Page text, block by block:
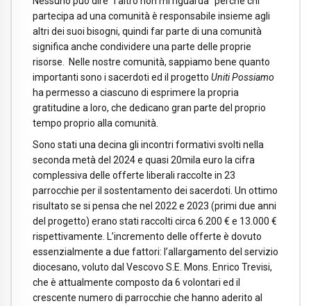
partecipa ad una comunità è responsabile insieme agli
altri dei suoi bisogni, quindi far parte di una comunità
significa anche condividere una parte delle proprie
risorse. Nelle nostre comunità, sappiamo bene quanto
importanti sono i sacerdoti ed il progetto Uniti Possiamo
ha permesso a ciascuno di esprimere la propria
gratitudine a loro, che dedicano gran parte del proprio
tempo proprio alla comunità.
Sono stati una decina gli incontri formativi svolti nella
seconda metà del 2024 e quasi 20mila euro la cifra
complessiva delle offerte liberali raccolte in 23
parrocchie per il sostentamento dei sacerdoti. Un ottimo
risultato se si pensa che nel 2022 e 2023 (primi due anni
del progetto) erano stati raccolti circa 6.200 € e 13.000 €
rispettivamente. L’incremento delle offerte è dovuto
essenzialmente a due fattori: l’allargamento del servizio
diocesano, voluto dal Vescovo S.E. Mons. Enrico Trevisi,
che è attualmente composto da 6 volontari ed il
crescente numero di parrocchie che hanno aderito al